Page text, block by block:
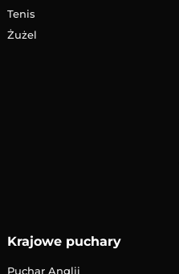
Tenis
Żużel
Krajowe puchary
Puchar Anglii